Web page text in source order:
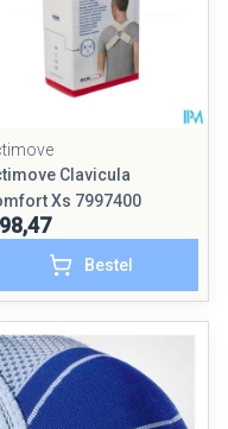
Clavicula
Xs 7997400
Bestel